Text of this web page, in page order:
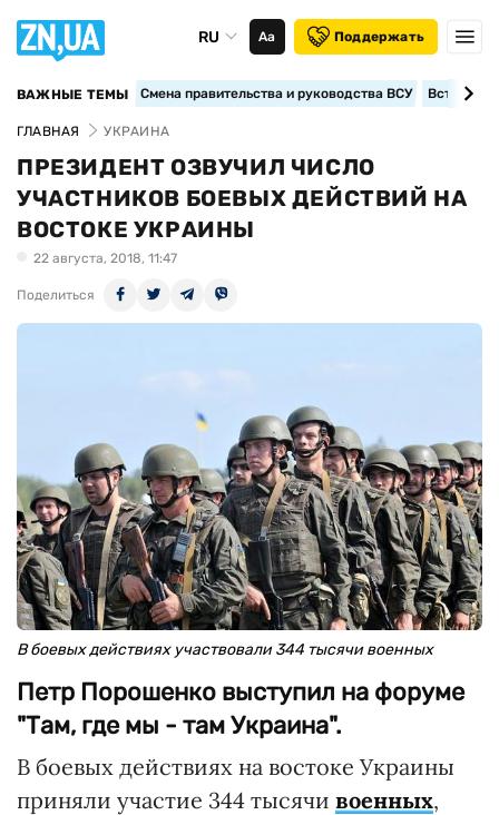
RU Аа Поддержать
ВАЖНЫЕ ТЕМЫ Смена правительства и руководства ВСУ
ГЛАВНАЯ УКРАИНА
ПРЕЗИДЕНТ ОЗВУЧИЛ ЧИСЛО
УЧАСТНИКОВ БОЕВЫХ ДЕЙСТВИЙ НА
ВОСТОКЕ УКРАИНЫ
22 августа, 2018, 11:47
Поделиться
В боевых действиях участвовали 344 тысячи военных
Петр Порошенко выступил на форуме
"Там, где мы - там Украина".
В боевых действиях на востоке Украины
приняли участие 344 тысячи военных,